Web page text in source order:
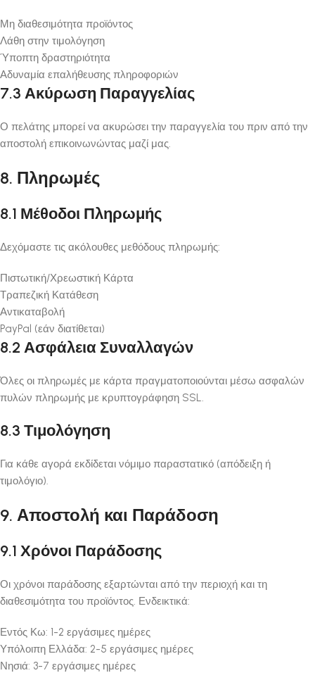
Μη διαθεσιμότητα προϊόντος
Λάθη στην τιμολόγηση
Ύποπτη δραστηριότητα
Αδυναμία επαλήθευσης πληροφοριών
7.3 Ακύρωση Παραγγελίας
Ο πελάτης μπορεί να ακυρώσει την παραγγελία του πριν από την
αποστολή επικοινωνώντας μαζί μας.
8. Πληρωμές
8.1 Μέθοδοι Πληρωμής
Δεχόμαστε τις ακόλουθες μεθόδους πληρωμής:
Πιστωτική/Χρεωστική Κάρτα
Τραπεζική Κατάθεση
Αντικαταβολή
PayPal (εάν διατίθεται)
8.2 Ασφάλεια Συναλλαγών
Όλες οι πληρωμές με κάρτα πραγματοποιούνται μέσω ασφαλών
πυλών πληρωμής με κρυπτογράφηση SSL.
8.3 Τιμολόγηση
Για κάθε αγορά εκδίδεται νόμιμο παραστατικό (απόδειξη ή
τιμολόγιο).
9. Αποστολή και Παράδοση
9.1 Χρόνοι Παράδοσης
Οι χρόνοι παράδοσης εξαρτώνται από την περιοχή και τη
διαθεσιμότητα του προϊόντος. Ενδεικτικά:
Εντός Κω: 1-2 εργάσιμες ημέρες
Υπόλοιπη Ελλάδα: 2-5 εργάσιμες ημέρες
Νησιά: 3-7 εργάσιμες ημέρες